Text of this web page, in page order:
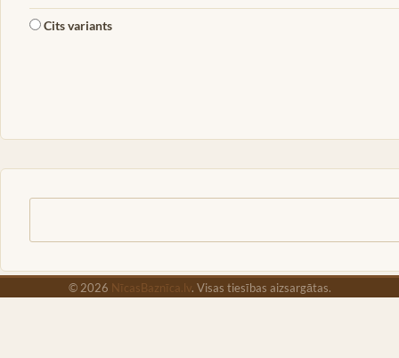
Cits variants
© 2026 NīcasBaznīca.lv. Visas tiesības aizsargātas.